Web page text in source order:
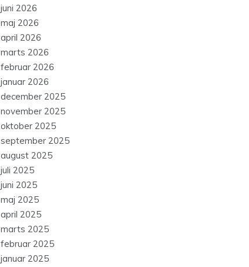
juni 2026
maj 2026
april 2026
marts 2026
februar 2026
januar 2026
december 2025
november 2025
oktober 2025
september 2025
august 2025
juli 2025
juni 2025
maj 2025
april 2025
marts 2025
februar 2025
januar 2025